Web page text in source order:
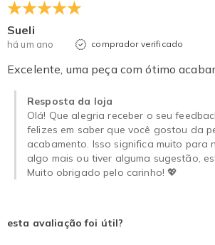
Sueli
há um ano comprador verificado
Excelente, uma peça com ótimo
Resposta da loja
Olá! Que alegria receber o seu
felizes em saber que você gostou da
acabamento. Isso significa muito para
algo mais ou tiver alguma sugestão,
Muito obrigado pelo carinho! 💖
esta avaliação foi útil?